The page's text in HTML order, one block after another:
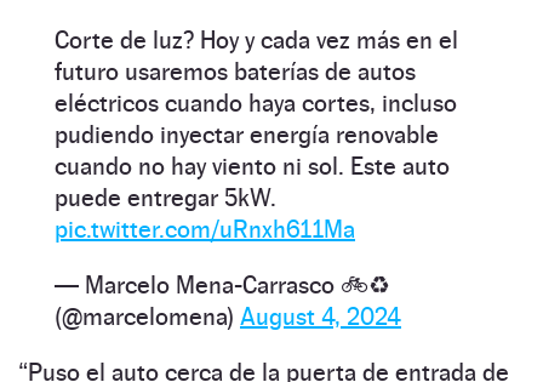
Corte de luz? Hoy y cada vez más en el
futuro usaremos baterías de autos
eléctricos cuando haya cortes, incluso
pudiendo inyectar energía renovable
cuando no hay viento ni sol. Este auto
puede entregar 5kW.
pic.twitter.com/uRnxh611Ma
— Marcelo Mena-Carrasco 🚲♻️
(@marcelomena) August 4, 2024
“Puso el auto cerca de la puerta de entrada de